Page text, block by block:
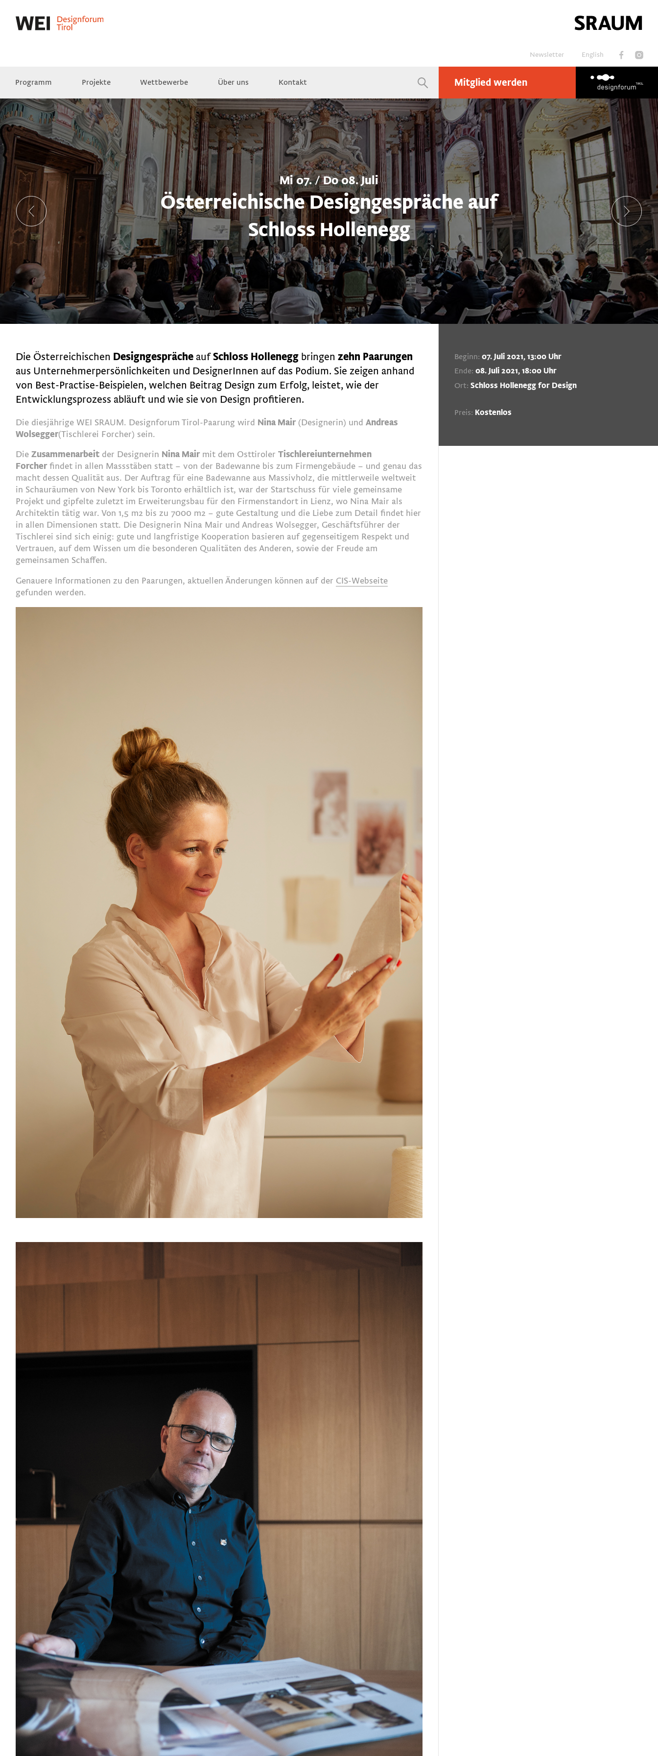
Newsletter English
Programm Projekte Wettbewerbe Über uns Kontakt Mitglied werden
Presse Empfehlungen Videos Jobs Suchen
Mi 07. / Do 08. Juli
Österreichische Designgespräche auf
Schloss Hollenegg
Die Österreichischen Designgespräche aufSchloss Hollenegg bringen zehn Paarungen
aus Unternehmerpersönlichkeiten und DesignerInnen auf das Podium. Sie zeigen anhand
von Best-Practise-Beispielen, welchen Beitrag Design zum Erfolg, leistet, wie der
Entwicklungsprozess abläuft und wie sie von Design profitieren.
Die diesjährige WEI SRAUM. Designforum Tirol-Paarung wird Nina Mair(Designerin) und Andreas
Wolsegger(Tischlerei Forcher) sein.
Die Zusammenarbeit der Designerin Nina Mairmit dem Osttiroler Tischlereiunternehmen
Forcherfindet in allen Massstäben statt – von der Badewanne bis zum Firmengebäude – und genau das
macht dessen Qualität aus. Der Auftrag für eine Badewanne aus Massivholz, die mittlerweile weltweit
in Schauräumen von New York bis Toronto erhältlich ist, war der Startschuss für viele gemeinsame
Projekt und gipfelte zuletzt im Erweiterungsbau für den Firmenstandort in Lienz, wo Nina Mair als
Architektin tätig war. Von 1,5 m2 bis zu 7000 m2 – gute Gestaltung und die Liebe zum Detail findet hier
in allen Dimensionen statt. Die Designerin Nina Mair und Andreas Wolsegger, Geschäftsführer der
Tischlerei sind sich einig: gute und langfristige Kooperation basieren auf gegenseitigem Respekt und
Vertrauen, auf dem Wissen um die besonderen Qualitäten des Anderen, sowie der Freude am
gemeinsamen Schaffen.
Genauere Informationen zu den Paarungen, aktuellen Änderungen können auf der CIS-Webseite
gefunden werden.
Beginn: 07. Juli 2021, 13:00 Uhr
Ende: 08. Juli 2021, 18:00 Uhr
Ort: Schloss Hollenegg for Design
Preis: Kostenlos